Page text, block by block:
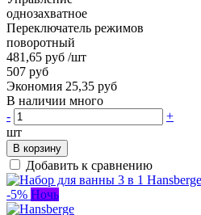
однозахватное
Переключатель режимов
поворотный
481,65 руб /шт
507 руб
Экономия 25,35 руб
В наличии много
-
+
шт
В корзину
Добавить к сравнению
-5% Ночь